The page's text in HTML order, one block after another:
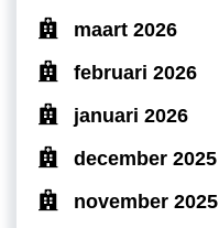
maart 2026
februari 2026
januari 2026
december 2025
november 2025